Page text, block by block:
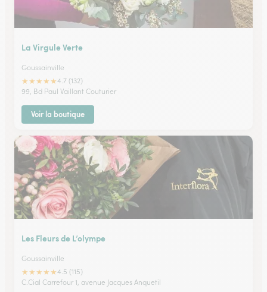
La Virgule Verte
Goussainville
★★★★★4.7 (132)
99, Bd Paul Vaillant Couturier
Voir la boutique
Les Fleurs de L’olympe
Goussainville
★★★★★4.5 (115)
C.Cial Carrefour 1, avenue Jacques Anquetil